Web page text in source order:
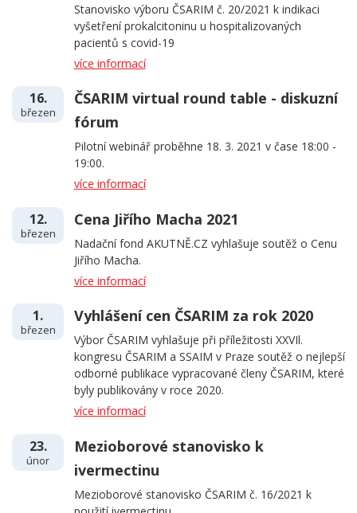
Stanovisko výboru ČSARIM č. 20/2021 k indikaci
vyšetření prokalcitoninu u hospitalizovaných
pacientů s covid-19
více informací
16.
březen
ČSARIM virtual round table - diskuzní
fórum
Pilotní webinář proběhne 18. 3. 2021 v čase 18:00 -
19:00.
více informací
12.
březen
Cena Jiřího Macha 2021
Nadační fond AKUTNĚ.CZ vyhlašuje soutěž o Cenu
Jiřího Macha.
více informací
1.
březen
Vyhlášení cen ČSARIM za rok 2020
Výbor ČSARIM vyhlašuje při příležitosti XXVIl.
kongresu ČSARIM a SSAIM v Praze soutěž o nejlepší
odborné publikace vypracované členy ČSARIM, které
byly publikovány v roce 2020.
více informací
23.
únor
Mezioborové stanovisko k
ivermectinu
Mezioborové stanovisko ČSARIM č. 16/2021 k